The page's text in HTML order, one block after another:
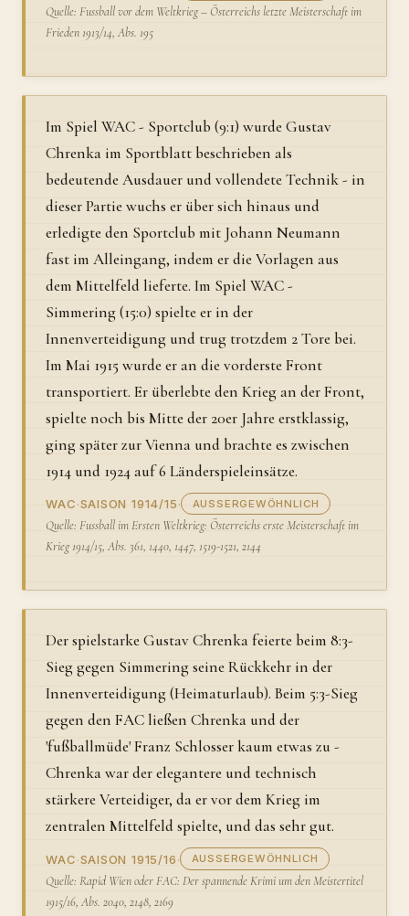
Quelle: Fussball vor dem Weltkrieg – Österreichs letzte Meisterschaft im
Frieden 1913/14, Abs. 195
Im Spiel WAC - Sportclub (9:1) wurde Gustav
Chrenka im Sportblatt beschrieben als
bedeutende Ausdauer und vollendete Technik - in
dieser Partie wuchs er über sich hinaus und
erledigte den Sportclub mit Johann Neumann
fast im Alleingang, indem er die Vorlagen aus
dem Mittelfeld lieferte. Im Spiel WAC -
Simmering (15:0) spielte er in der
Innenverteidigung und trug trotzdem 2 Tore bei.
Im Mai 1915 wurde er an die vorderste Front
transportiert. Er überlebte den Krieg an der Front,
spielte noch bis Mitte der 20er Jahre erstklassig,
ging später zur Vienna und brachte es zwischen
1914 und 1924 auf 6 Länderspieleinsätze.
WAC·SAISON 1914/15· AUSSERGEWÖHNLICH
Quelle: Fussball im Ersten Weltkrieg: Österreichs erste Meisterschaft im
Krieg 1914/15, Abs. 361, 1440, 1447, 1519-1521, 2144
Der spielstarke Gustav Chrenka feierte beim 8:3-
Sieg gegen Simmering seine Rückkehr in der
Innenverteidigung (Heimaturlaub). Beim 5:3-Sieg
gegen den FAC ließen Chrenka und der
'fußballmüde' Franz Schlosser kaum etwas zu -
Chrenka war der elegantere und technisch
stärkere Verteidiger, da er vor dem Krieg im
zentralen Mittelfeld spielte, und das sehr gut.
WAC·SAISON 1915/16· AUSSERGEWÖHNLICH
Quelle: Rapid Wien oder FAC: Der spannende Krimi um den Meistertitel
1915/16, Abs. 2040, 2148, 2169